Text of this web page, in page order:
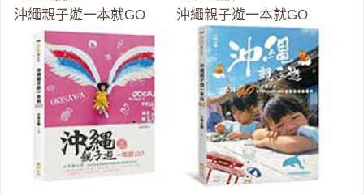
沖繩親子遊一本就GO
沖繩親子遊一本就GO